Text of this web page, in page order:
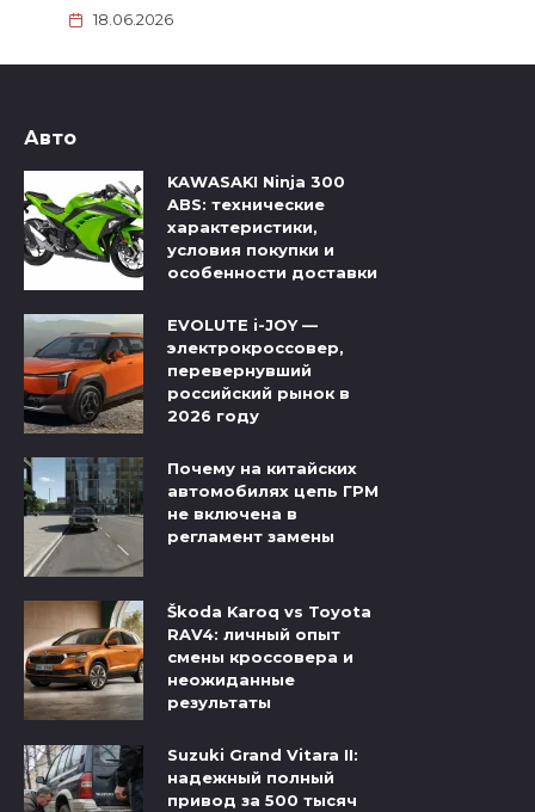
18.06.2026
Авто
KAWASAKI Ninja 300
ABS: технические
характеристики,
условия покупки и
особенности доставки
EVOLUTE i-JOY —
электрокроссовер,
перевернувший
российский рынок в
2026 году
Почему на китайских
автомобилях цепь ГРМ
не включена в
регламент замены
Škoda Karoq vs Toyota
RAV4: личный опыт
смены кроссовера и
неожиданные
результаты
Suzuki Grand Vitara II:
надежный полный
привод за 500 тысяч